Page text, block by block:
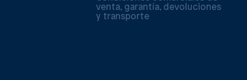
venta, garantía, devoluciones
y transporte